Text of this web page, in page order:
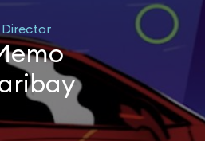
Director